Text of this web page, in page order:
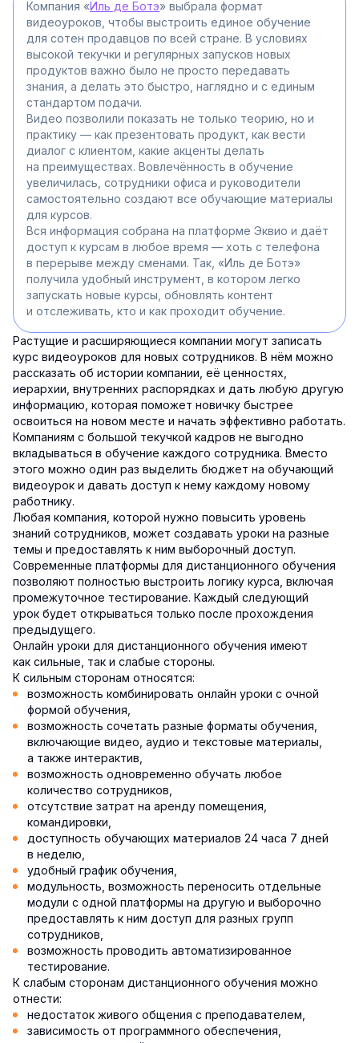
Компания «Иль де Ботэ» выбрала формат
видеоуроков, чтобы выстроить единое обучение
для сотен продавцов по всей стране. В условиях
высокой текучки и регулярных запусков новых
продуктов важно было не просто передавать
знания, а делать это быстро, наглядно и с единым
стандартом подачи.
Видео позволили показать не только теорию, но и
практику — как презентовать продукт, как вести
диалог с клиентом, какие акценты делать
на преимуществах. Вовлечённость в обучение
увеличилась, сотрудники офиса и руководители
самостоятельно создают все обучающие материалы
для курсов.
Вся информация собрана на платформе Эквио и даёт
доступ к курсам в любое время — хоть с телефона
в перерыве между сменами. Так, «Иль де Ботэ»
получила удобный инструмент, в котором легко
запускать новые курсы, обновлять контент
и отслеживать, кто и как проходит обучение.
Растущие и расширяющиеся компании могут записать
курс видеоуроков для новых сотрудников. В нём можно
рассказать об истории компании, её ценностях,
иерархии, внутренних распорядках и дать любую другую
информацию, которая поможет новичку быстрее
освоиться на новом месте и начать эффективно работать.
Компаниям с большой текучкой кадров не выгодно
вкладываться в обучение каждого сотрудника. Вместо
этого можно один раз выделить бюджет на обучающий
видеоурок и давать доступ к нему каждому новому
работнику.
Любая компания, которой нужно повысить уровень
знаний сотрудников, может создавать уроки на разные
темы и предоставлять к ним выборочный доступ.
Современные платформы для дистанционного обучения
позволяют полностью выстроить логику курса, включая
промежуточное тестирование. Каждый следующий
урок будет открываться только после прохождения
предыдущего.
Онлайн уроки для дистанционного обучения имеют
как сильные, так и слабые стороны.
К сильным сторонам относятся:
возможность комбинировать онлайн уроки с очной
формой обучения,
возможность сочетать разные форматы обучения,
включающие видео, аудио и текстовые материалы,
а также интерактив,
возможность одновременно обучать любое
количество сотрудников,
отсутствие затрат на аренду помещения,
командировки,
доступность обучающих материалов 24 часа 7 дней
в неделю,
удобный график обучения,
модульность, возможность переносить отдельные
модули с одной платформы на другую и выборочно
предоставлять к ним доступ для разных групп
сотрудников,
возможность проводить автоматизированное
тестирование.
К слабым сторонам дистанционного обучения можно
отнести:
недостаток живого общения с преподавателем,
зависимость от программного обеспечения,